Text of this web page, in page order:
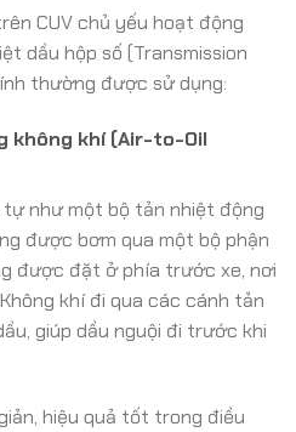
CUV chủ yếu hoạt động
dầu hộp số (Transmission
thường được sử dụng:
không khí (Air-to-Oil
như một bộ tản nhiệt động
được bơm qua một bộ phận
được đặt ở phía trước xe, nơi
khí đi qua các cánh tản
giúp dầu nguội đi trước khi
hiệu quả tốt trong điều